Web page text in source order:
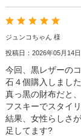
ジュンコちゃん 様
投稿日：2026年05月14日
今回、黒レザーの
石４個購入しました
真っ黒の財布だと
フスキーでスタイ
結果、女性らしさ
足してます?